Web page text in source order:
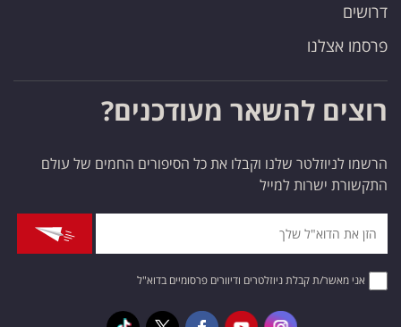
דרושים
פרסמו אצלנו
רוצים להשאר מעודכנים?
הרשמו לניוזלטר שלנו וקבלו את כל הסיפורים החמים של עולם
התקשורת ישרות למייל
אני מאשר/ת קבלת ניוזלטרים ודיוורים פרסומיים בדוא"ל